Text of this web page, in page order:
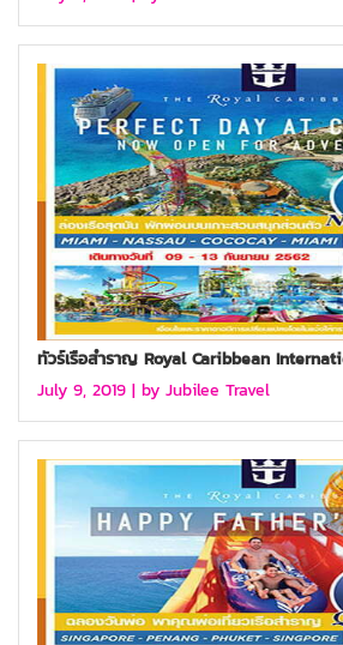
ทัวร์เรือสำราญ Royal Caribbean
July 9, 2019 | by Jubilee Travel